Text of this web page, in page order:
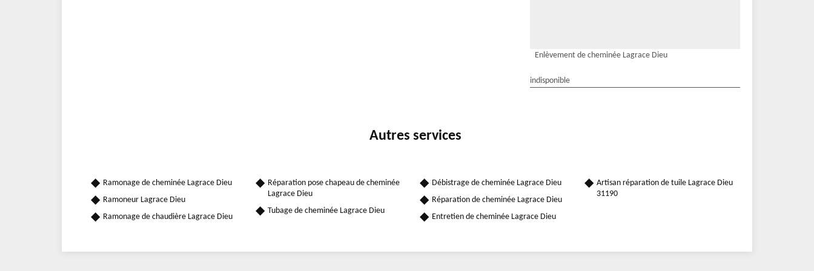
Enlèvement de cheminée Lagrace Dieu
indisponible
Autres services
Ramonage de cheminée Lagrace Dieu
Ramoneur Lagrace Dieu
Ramonage de chaudière Lagrace Dieu
Réparation pose chapeau de cheminée
Lagrace Dieu
Tubage de cheminée Lagrace Dieu
Débistrage de cheminée Lagrace Dieu
Réparation de cheminée Lagrace Dieu
Entretien de cheminée Lagrace Dieu
Artisan réparation de tuile Lagrace Dieu
31190